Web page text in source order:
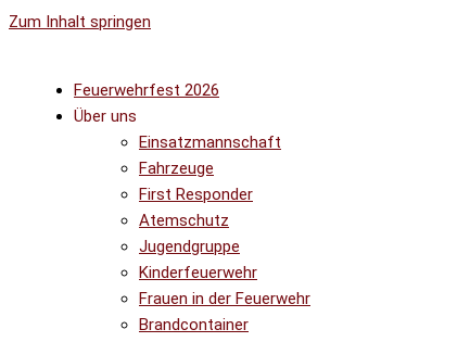
Zum Inhalt springen
Feuerwehrfest 2026
Über uns
Einsatzmannschaft
Fahrzeuge
First Responder
Atemschutz
Jugendgruppe
Kinderfeuerwehr
Frauen in der Feuerwehr
Brandcontainer